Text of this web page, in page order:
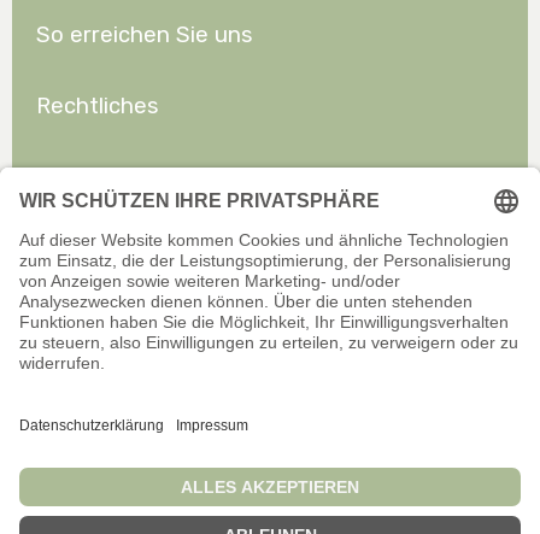
So erreichen Sie uns
Rechtliches
Offizieller Onlineshop für Privatkunden. Alle Preise inkl. gesetzl.
Wir sind stets bemüht, aktuelle und vollständige Informationen auf